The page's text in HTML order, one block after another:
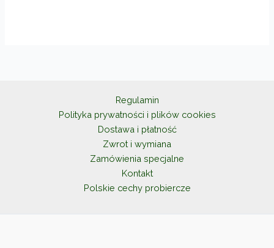
na
stronie
produktu
Regulamin
Polityka prywatności i plików cookies
Dostawa i płatność
Zwrot i wymiana
Zamówienia specjalne
Kontakt
Polskie cechy probiercze